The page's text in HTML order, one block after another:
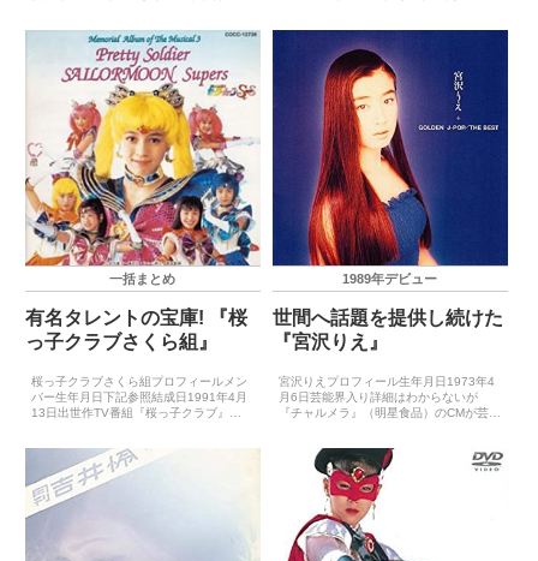
予感） 主要音楽祭受賞歴（最優秀新人
賞）－主要音...
賞歴（大賞）－ゴールデン・アロー賞受
賞歴－主要映画賞受...
一括まとめ
有名タレントの宝庫! 『桜
っ子クラブさくら組』
桜っ子クラブさくら組プロフィールメン
バー生年月日下記参照結成日1991年4月
13日出世作TV番組『桜っ子クラブ』
ー賞受賞歴2002年度映画賞（菅野美穂）
主要映...
1989年デビュー
世間へ話題を提供し続けた
『宮沢りえ』
宮沢りえプロフィール生年月日1973年4
月6日芸能界入り詳細はわからないが
『チャルメラ』（明星食品）のCMが芸能
デビュー1989年9月15日（ドリームラッ
シュ）...